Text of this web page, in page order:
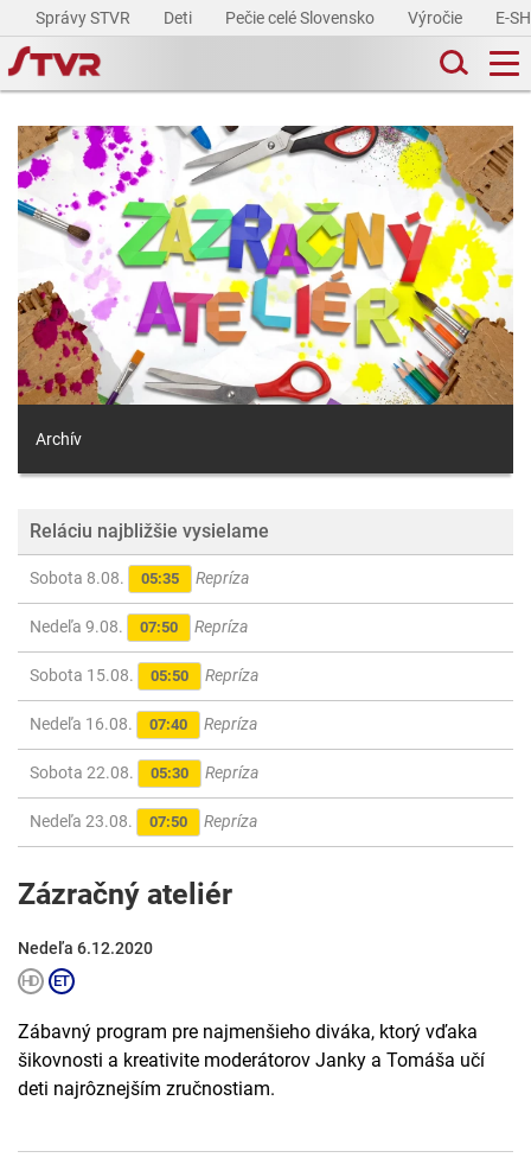
Správy STVR Deti Pečie celé Slovensko Výročie E-
Archív
Reláciu najbližšie vysielame
Sobota 8.08. 05:35 Repríza
Nedeľa 9.08. 07:50 Repríza
Sobota 15.08. 05:50 Repríza
Nedeľa 16.08. 07:40 Repríza
Sobota 22.08. 05:30 Repríza
Nedeľa 23.08. 07:50 Repríza
Zázračný ateliér
Nedeľa 6.12.2020
Zábavný program pre najmenšieho diváka, ktorý vďaka
šikovnosti a kreativite moderátorov Janky a Tomáša učí
deti najrôznejším zručnostiam.